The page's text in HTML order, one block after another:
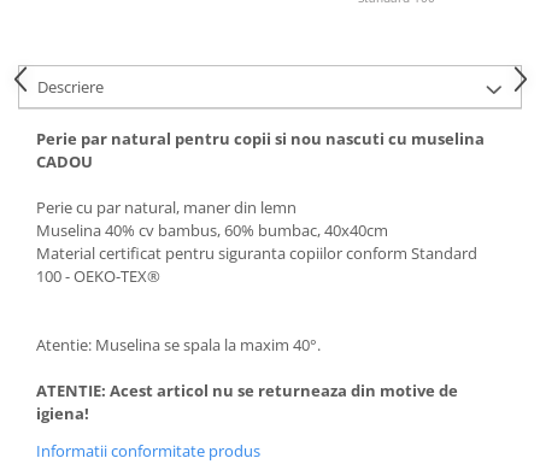
Descriere
Perie par natural pentru copii si nou nascuti cu muselina
CADOU
Perie cu par natural, maner din lemn
Muselina 40% cv bambus, 60% bumbac, 40x40cm
Material certificat pentru siguranta copiilor conform Standard
100 - OEKO-TEX®
Atentie: Muselina se spala la maxim 40°.
ATENTIE: Acest articol nu se returneaza din motive de
igiena!
Informatii conformitate produs